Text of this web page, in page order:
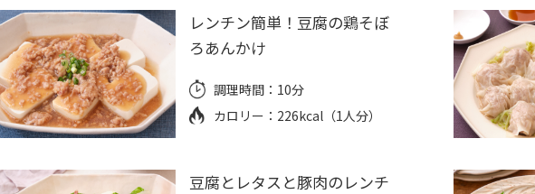
レンチン簡単！豆腐の鶏そぼ
ろあんかけ
調理時間： 10分
カロリー： 226kcal（1人分）
豆腐とレタスと豚肉のレンチ